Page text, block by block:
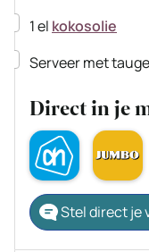
▢
1el kokosolie
▢
Serveer met tauge
Direct in je
Stel direct je